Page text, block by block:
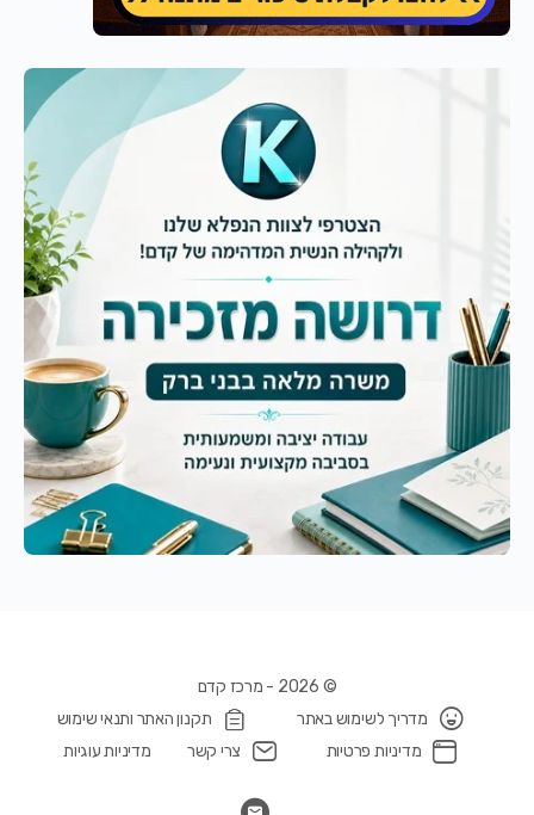
© 2026 - מרכז קדם
מדריך לשימוש באתר
תקנון האתר ותנאי שימוש
מדיניות פרטיות
צרי קשר מדיניות עוגיות